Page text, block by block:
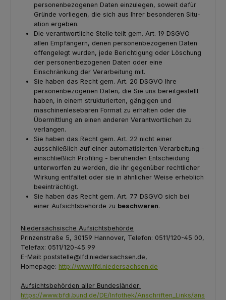
personenbezogenen Daten einzulegen, soweit dafür
Gründe vorliegen, die sich aus Ihrer besonderen Situ­
ation ergeben.
Die verantwortliche Stelle teilt gem. Art. 19 DSGVO
allen Empfängern, denen personenbezogenen Daten
offengelegt wurden, jede Berichtigung oder Löschung
der personenbezogenen Daten oder eine
Einschränkung der Verarbeitung mit.
Sie haben das Recht gem. Art. 20 DSGVO Ihre
personenbezogenen Daten, die Sie uns bereitgestellt
haben, in einem strukturierten, gängigen und
maschinenlesebaren Format zu erhalten oder die
Übermittlung an einen anderen Verantwortlichen zu
verlangen.
Sie haben das Recht gem. Art. 22 nicht einer
ausschließlich auf einer automatisierten Verarbeitung -
ein­schließlich Profiling - beruhenden Entscheidung
unterworfen zu werden, die ihr gegenüber rechtlicher
Wir­kung entfaltet oder sie in ähnlicher Weise erheblich
beeinträchtigt.
Sie haben das Recht gem. Art. 77 DSGVO sich bei
einer Aufsichtsbehörde zu beschweren.
Niedersächsische Aufsichtsbehörde
Prinzenstraße 5, 30159 Hannover, Telefon: 0511/120-45 00,
Telefax: 0511/120-45 99
E-Mail: poststelle@lfd.niedersachsen.de,
Homepage: http://www.lfd.niedersachsen.de
Aufsichtsbehörden aller Bundesländer:
https://www.bfdi.bund.de/DE/Infothek/Anschriften_Links/ans